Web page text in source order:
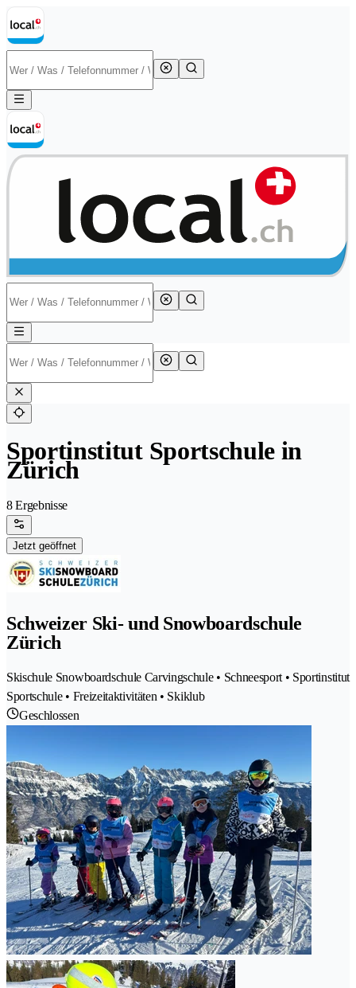
Sportinstitut Sportschule in
Zürich
8 Ergebnisse
Jetzt geöffnet
Schweizer Ski- und Snowboardschule
Zürich
Skischule Snowboardschule Carvingschule • Schneesport • Sportinstitut
Sportschule • Freizeitaktivitäten • Skiklub
Geschlossen